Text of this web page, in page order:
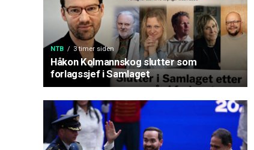
NTB 3 timer siden
Håkon Kolmannskog slutter som
forlagssjef i Samlaget